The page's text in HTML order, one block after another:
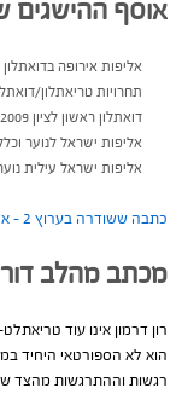
אוסף ההישגים
אליפות אירופה בדואתלון 2009 – מקום 12
תחרויות טריאתלון/דואתלון ישראל 2009 –
דואתלון ראשון לציון 2009, מקום ראשון נוער, מקום שלישי בוגרים
אליפות ישראל לנוער וכללי בדואתלון,
אליפות ישראל עילית נוער, 2008 – מקום
כתבה ששודרה בערוץ 2 – איך להצליח בשישה שיעורים
מכתב מהלב
רון דרמון אינו עוד
הוא לא הספורטאי היחיד
רגשות וההתרגשות מהצד